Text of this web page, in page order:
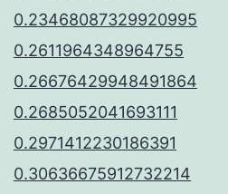
0.23468087329920995
0.2611964348964755
0.26676429948491864
0.2685052041693111
0.2971412230186391
0.30636675912732214